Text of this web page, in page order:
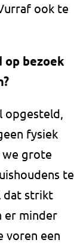
ook te
op bezoek
opgesteld,
fysiek
we grote
te
dat strikt
er minder
voren een